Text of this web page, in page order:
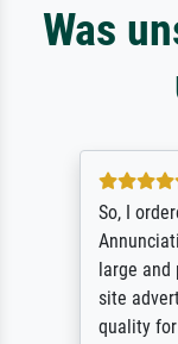
Was
So, I
large and
site
quality